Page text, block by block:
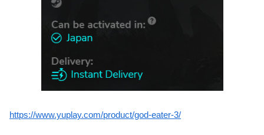
https://www.yuplay.com/product/god-eater-3/